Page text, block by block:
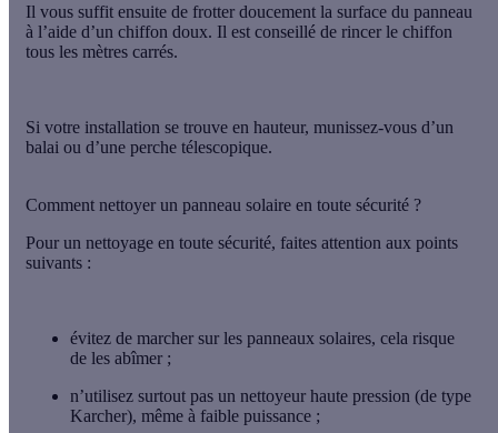
Il vous suffit ensuite de frotter doucement la surface du panneau
à l’aide d’un chiffon doux. Il est conseillé de rincer le chiffon
tous les mètres carrés.
Si votre installation se trouve en hauteur, munissez-vous d’un
balai ou d’une perche télescopique.
Comment nettoyer un panneau solaire en toute sécurité ?
Pour un nettoyage en toute sécurité, faites attention aux points
suivants :
évitez de marcher sur les panneaux solaires, cela risque
de les abîmer ;
n’utilisez surtout pas un nettoyeur haute pression (de type
Karcher), même à faible puissance ;